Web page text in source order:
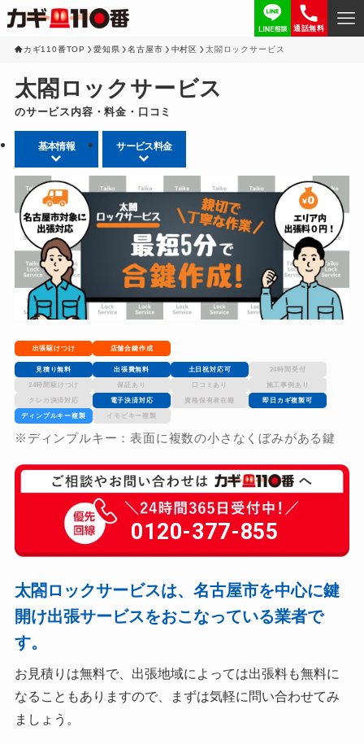
通話無料
カギ110番TOP 愛知県 名古屋市 中村区 太閤ロックサービス
太閤ロックサービス
のサービス内容・料金・口コミ
基本情報 サービス料金
出張駆けつけ 店舗合鍵作成
見積り無料 出張費無料 土日祝対応可 24時間受付
24時間駆けつけ 保証あり 口コミあり 施工事例あり
クレカ決済対応 電子決済対応 資格保有者在籍 即日カギ複製可
ディンプルキー複製 イモビキー複製
※ディンプルキー：表面に複数の小さなくぼみがある鍵
0120-377-855
太閤ロックサービスは、名古屋市を中心に鍵
開け出張サービスをおこなっている業者で
す。
お見積りは無料で、出張地域によっては出張料も無料に
なることもありますので、まずは気軽に問い合わせてみ
ましょう。